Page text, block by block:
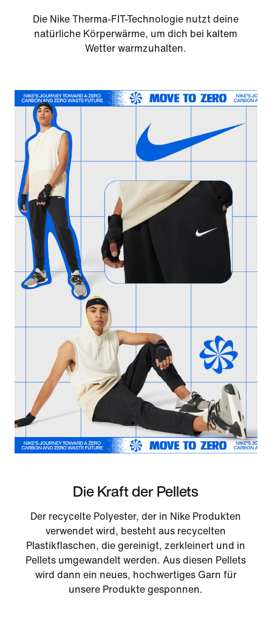
Die Nike Therma-FIT-Technologie nutzt deine
natürliche Körperwärme, um dich bei kaltem
Wetter warmzuhalten.
Die Kraft der Pellets
Der recycelte Polyester, der in Nike Produkten
verwendet wird, besteht aus recycelten
Plastikflaschen, die gereinigt, zerkleinert und in
Pellets umgewandelt werden. Aus diesen Pellets
wird dann ein neues, hochwertiges Garn für
unsere Produkte gesponnen.